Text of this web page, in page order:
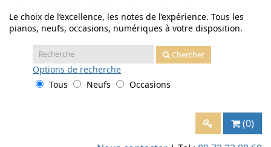
Le choix de l’excellence, les notes de l’expérience. Tous les
pianos, neufs, occasions, numériques à votre disposition.
Recherche
:
Chercher
Options de recherche
Tous
Neufs Occasions
(0)